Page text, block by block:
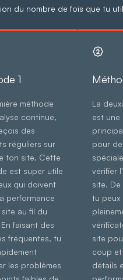
du nombre de fois que tu
1
méthode
continue,
des
réguliers sur
ton site. Cette
est super utile
qui doivent
performance
au fil du
faisant des
fréquentes, tu
les problèmes
La
est une
pour
vérifier
site.
tu peux
site
coup
détails